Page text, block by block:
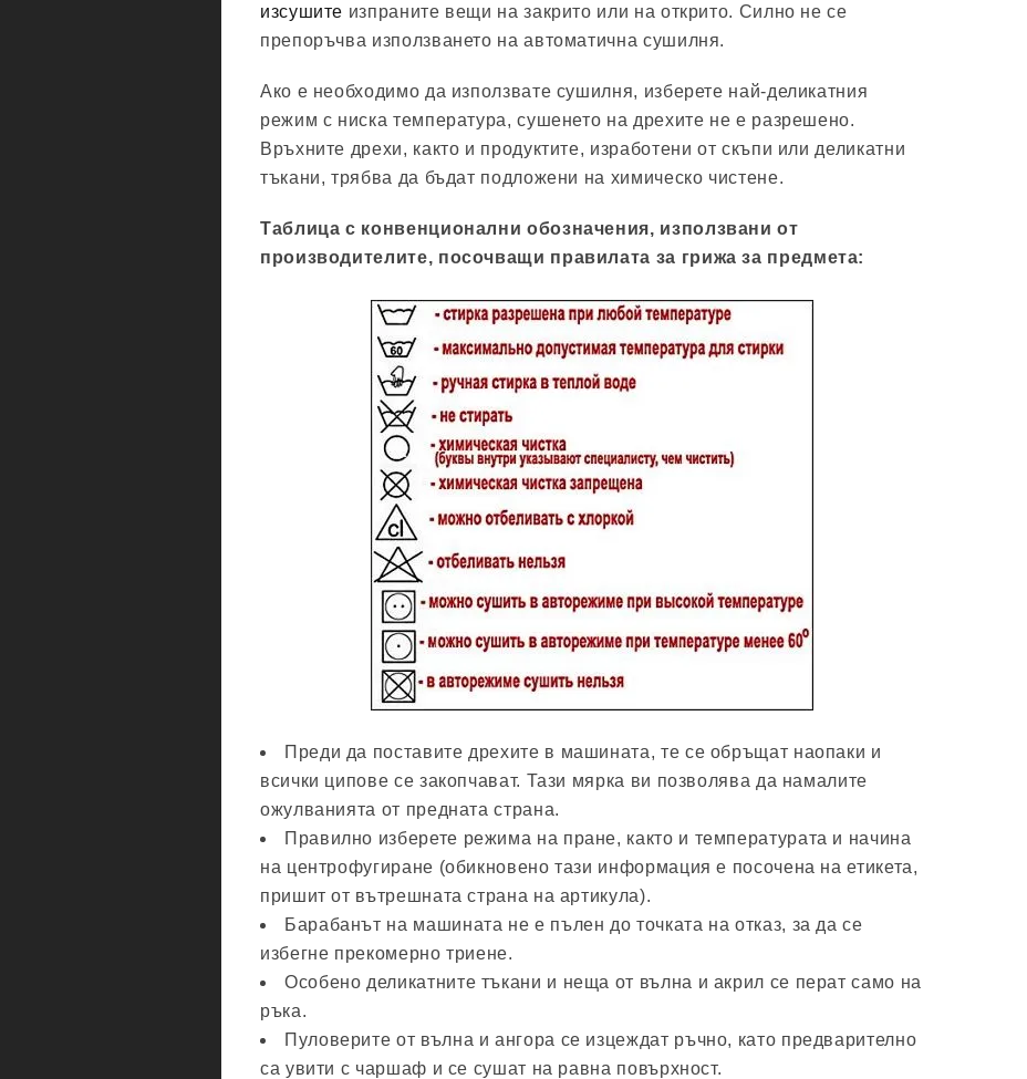
изсушите изпраните вещи на закрито или на открито. Силно не се
препоръчва използването на автоматична сушилня.
Ако е необходимо да използвате сушилня, изберете най-деликатния
режим с ниска температура, сушенето на дрехите не е разрешено.
Връхните дрехи, както и продуктите, изработени от скъпи или деликатни
тъкани, трябва да бъдат подложени на химическо чистене.
Таблица с конвенционални обозначения, използвани от
производителите, посочващи правилата за грижа за предмета:
Преди да поставите дрехите в машината, те се обръщат наопаки и
всички ципове се закопчават. Тази мярка ви позволява да намалите
ожулванията от предната страна.
Правилно изберете режима на пране, както и температурата и начина
на центрофугиране (обикновено тази информация е посочена на етикета,
пришит от вътрешната страна на артикула).
Барабанът на машината не е пълен до точката на отказ, за ​​да се
избегне прекомерно триене.
Особено деликатните тъкани и неща от вълна и акрил се перат само на
ръка.
Пуловерите от вълна и ангора се изцеждат ръчно, като предварително
са увити с чаршаф и се сушат на равна повърхност.